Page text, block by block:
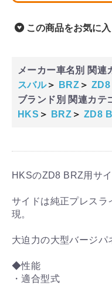
この商品をお気に
メーカー車名別 関連
スバル＞ BRZ ＞
ブランド別 関連カテ
HKS ＞ BRZ ＞ ZD8
HKSのZD8 BRZ用サ
サイドは純正プレスラ
現。
大迫力の大型バージパ
◆性能
・適合型式